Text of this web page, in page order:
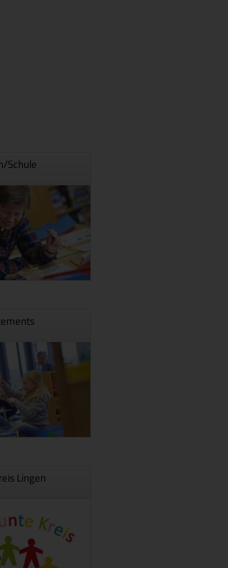
Schule
Lingen